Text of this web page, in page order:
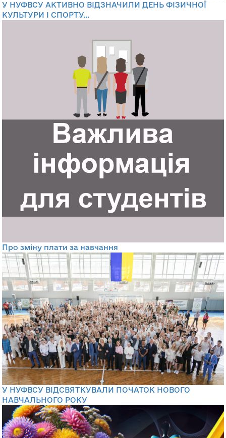
У НУФВСУ АКТИВНО ВІДЗНАЧИЛИ ДЕНЬ ФІЗИЧНОЇ
КУЛЬТУРИ І СПОРТУ...
Про зміну плати за навчання
У НУФВСУ ВІДСВЯТКУВАЛИ ПОЧАТОК НОВОГО
НАВЧАЛЬНОГО РОКУ